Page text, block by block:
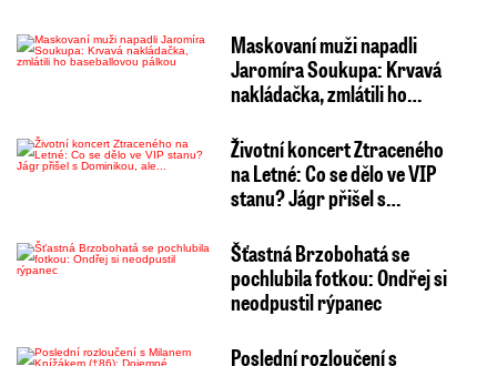
Maskovaní muži napadli
Jaromíra Soukupa: Krvavá
nakládačka, zmlátili ho…
Životní koncert Ztraceného
na Letné: Co se dělo ve VIP
stanu? Jágr přišel s…
Šťastná Brzobohatá se
pochlubila fotkou: Ondřej si
neodpustil rýpanec
Poslední rozloučení s